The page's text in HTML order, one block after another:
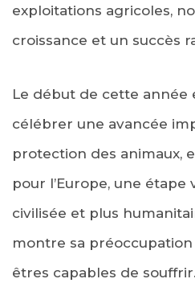
exploitations agricoles,
croissance et un succès
Le début de cette année
célébrer une avancée
protection des animaux,
pour l’Europe, une
civilisée et plus
montre sa préoccupation
êtres capables de